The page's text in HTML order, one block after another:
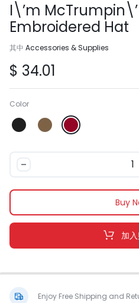
I\’m
Embroidered Hat
其中 Accessories & Supplies
$ 34.01
Color
It
Embroidered
加
Buy
Enjoy Free Shipping and